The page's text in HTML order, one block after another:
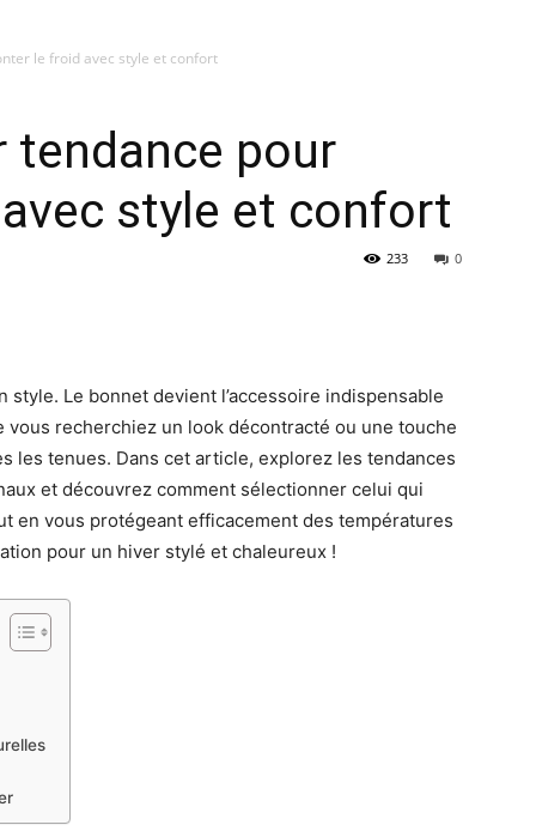
le froid avec style et confort
tendance pour
style et confort
0
233
Le bonnet devient l’accessoire indispensable
recherchiez un look décontracté ou une touche
les tenues. Dans cet article, explorez les tendances
et découvrez comment sélectionner celui qui
en vous protégeant efficacement des températures
pour un hiver stylé et chaleureux !